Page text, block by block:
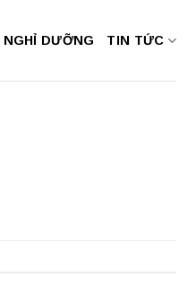
NGHỈ DƯỠNG TIN TỨC